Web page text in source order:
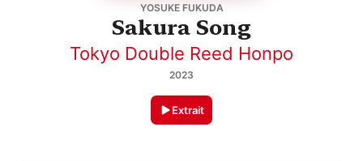
YOSUKE FUKUDA
Sakura Song
Tokyo Double Reed Honpo
2023
Extrait